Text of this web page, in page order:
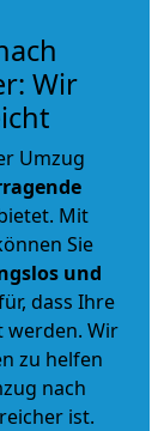
Wir
Umzug
Mit
Sie
und
dass Ihre
werden. Wir
zu helfen
nach
ist.